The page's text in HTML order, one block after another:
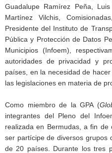
Guadalupe Ramírez Peña,
Martínez Vilchis,
Presidente del Instituto de
Pública y Protección de Datos
Municipios (Infoem),
autoridades de privacidad y
países, en la necesidad de
las legislaciones en materia de
Como miembro de la GPA (
integrantes del Pleno del
realizada en Bermudas, a fin
ser partícipe de diversos grupos
de 20 países. Durante los tres